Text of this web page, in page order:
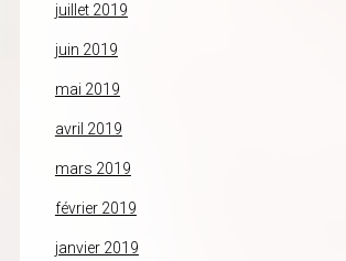
juillet 2019
juin 2019
mai 2019
avril 2019
mars 2019
février 2019
janvier 2019